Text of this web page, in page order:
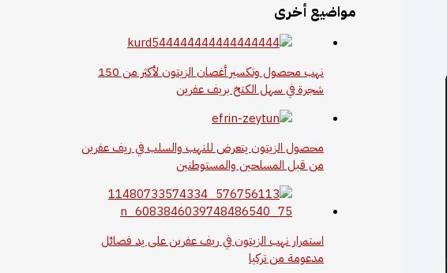
مواضيع أخرى
نهب محصول وتكسير أغصان الزيتون لأكثر من 150
شجرة في سهل الكتخ بريف عفرين
محصول الزيتون يتعرض للنهب والسلب في ريف عفرين
من قبل المسلحين والمستوطنين
استمرار نهب الزيتون في ريف عفرين على يد فصائل
مدعومة من تركيا